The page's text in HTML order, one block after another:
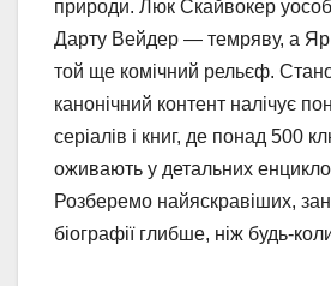
природи. Люк Скайвокер
Дарту Вейдер — темряву, а
той ще комічний рельєф.
канонічний контент налічує
серіалів і книг, де понад 500
оживають у детальних
Розберемо найяскравіших,
біографії глибше, ніж будь-